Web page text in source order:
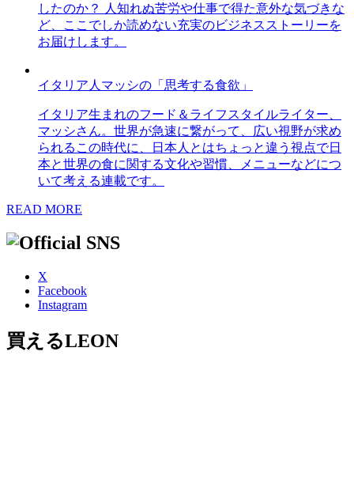
したのか？ 人知れぬ苦労や仕事で得た意外な気づきな
ど、ここでしか読めない充実のビジネスストーリーを
お届けします。
イタリア人マッシの「思考する食欲」
イタリア生まれのフード＆ライフスタイルライター、
マッシさん。世界が急速に繋がって、広い視野が求め
られるこの時代に、日本人とはちょっと違う視点で日
本と世界の食に関する文化や習慣、メニューなどにつ
いて考える連載です。
READ MORE
X
Facebook
Instagram
買えるLEON